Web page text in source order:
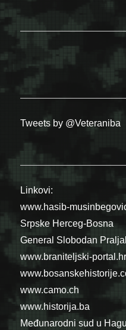
Tweets by @Veteraniba
Linkovi:
www.hasib-
Srpske Herceg-Bosna
General Slobodan
www.braniteljski-portal.hr
www.camo.ch
www.historija.ba
Međunarodni sud u Hagu